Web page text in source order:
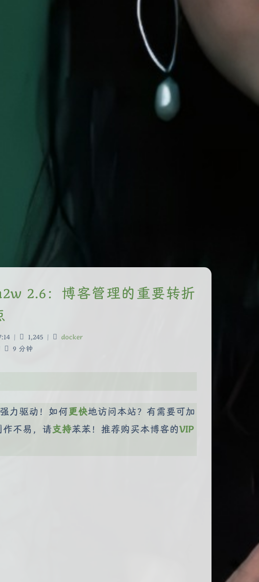
2.6：博客管理的重要转折
| 1,245 |
docker
9 分钟
强力驱动！如何更快地访问本站？有需要可加
作不易，请支持苯苯！推荐购买本博客的VIP